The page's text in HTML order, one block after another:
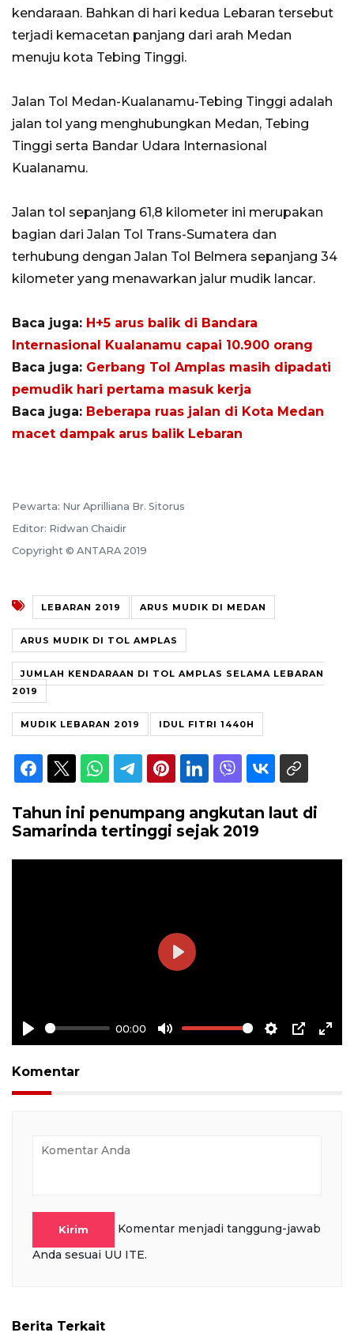
kendaraan. Bahkan di hari kedua Lebaran tersebut
terjadi kemacetan panjang dari arah Medan
menuju kota Tebing Tinggi.
Jalan Tol Medan-Kualanamu-Tebing Tinggi adalah
jalan tol yang menghubungkan Medan, Tebing
Tinggi serta Bandar Udara Internasional
Kualanamu.
Jalan tol sepanjang 61,8 kilometer ini merupakan
bagian dari Jalan Tol Trans-Sumatera dan
terhubung dengan Jalan Tol Belmera sepanjang 34
kilometer yang menawarkan jalur mudik lancar.
Baca juga: H+5 arus balik di Bandara
Internasional Kualanamu capai 10.900 orang
Baca juga: Gerbang Tol Amplas masih dipadati
pemudik hari pertama masuk kerja
Baca juga: Beberapa ruas jalan di Kota Medan
macet dampak arus balik Lebaran
Pewarta: Nur Aprilliana Br. Sitorus
Editor: Ridwan Chaidir
Copyright © ANTARA 2019
LEBARAN 2019 ARUS MUDIK DI MEDAN
ARUS MUDIK DI TOL AMPLAS
JUMLAH KENDARAAN DI TOL AMPLAS SELAMA LEBARAN
2019
MUDIK LEBARAN 2019 IDUL FITRI 1440H
Tahun ini penumpang angkutan laut di
Samarinda tertinggi sejak 2019
Play
00:00
Mute Settings
PIP
Play
Komentar
Kirim
Komentar menjadi tanggung-jawab
Anda sesuai UU ITE.
Berita Terkait